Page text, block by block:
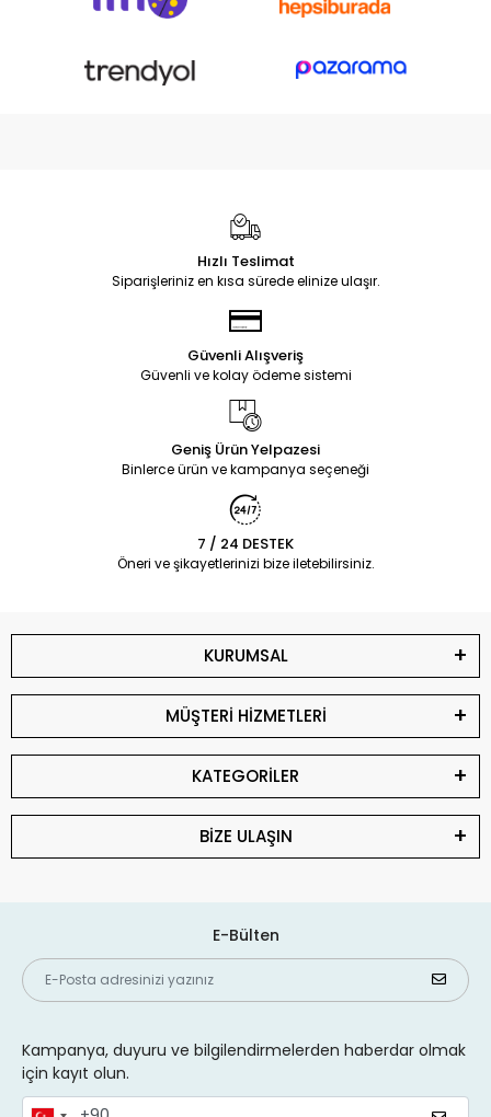
Hızlı Teslimat
Siparişleriniz en kısa sürede elinize ulaşır.
Güvenli Alışveriş
Güvenli ve kolay ödeme sistemi
Geniş Ürün Yelpazesi
Binlerce ürün ve kampanya seçeneği
7 / 24 DESTEK
Öneri ve şikayetlerinizi bize iletebilirsiniz.
KURUMSAL
MÜŞTERİ HİZMETLERİ
KATEGORİLER
BİZE ULAŞIN
E-Bülten
Kampanya, duyuru ve bilgilendirmelerden haberdar olmak
için kayıt olun.